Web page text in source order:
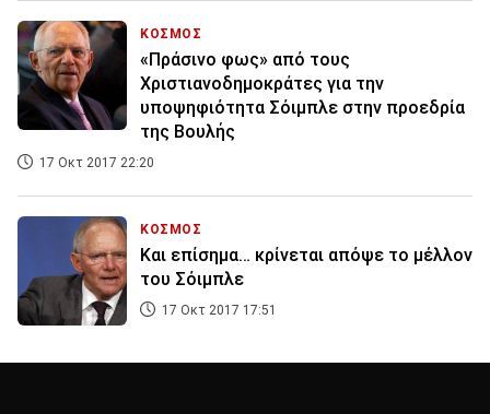
ΚΟΣΜΟΣ
«Πράσινο φως» από τους
Χριστιανοδημοκράτες για την
υποψηφιότητα Σόιμπλε στην προεδρία
της Βουλής
17 Οκτ 2017 22:20
ΚΟΣΜΟΣ
Και επίσημα… κρίνεται απόψε το μέλλον
του Σόιμπλε
17 Οκτ 2017 17:51